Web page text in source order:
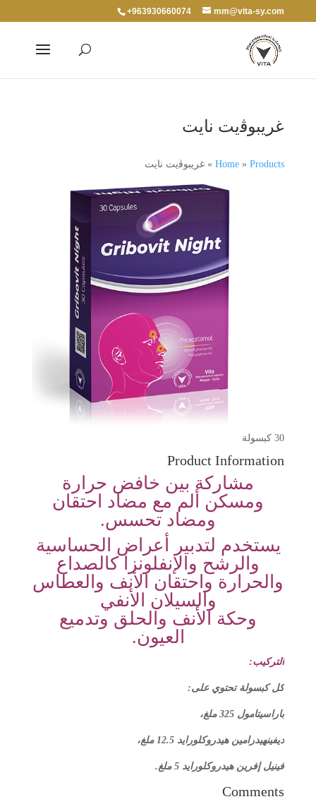
+963930660074 mm@vita-sy.com
غريبوﭬيت نايت
Home »Products
» غريبوﭬيت نايت
30 كبسولة
Product Information
مشاركة بين خافض حرارة
ومسكن ألم مع مضاد احتقان
ومضاد تحسس.
يستخدم لتدبير أعراض الحساسية
والرشح والإنفلونزا كالصداع
والحرارة واحتقان الأنف والعطاس
والسيلان الأنفي
وحكة الأنف والحلق وتدميع
العيون.
التركيب:
كل كبسولة تحتوي على:
باراسيتامول 325 ملغ،
ديفينهيدرامين هيدروكلورايد 12.5 ملغ،
فينيل إفرين هيدروكلورايد 5 ملغ.
Comments